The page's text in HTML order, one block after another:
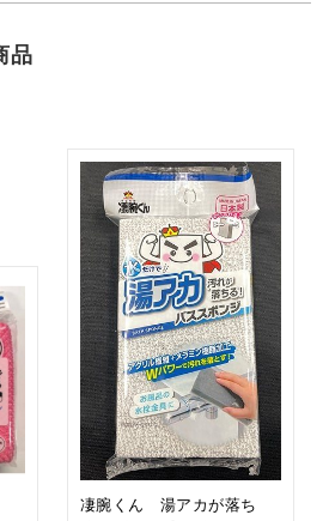
品
凄腕くん 湯アカが落ち